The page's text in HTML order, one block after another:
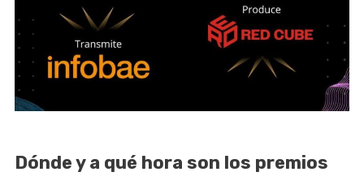
Dónde y a qué hora son los premios